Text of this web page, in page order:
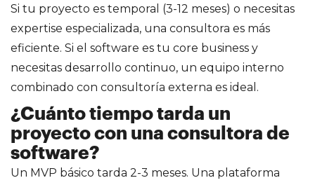
Si tu proyecto es temporal (3-12 meses) o necesitas
expertise especializada, una consultora es más
eficiente. Si el software es tu core business y
necesitas desarrollo continuo, un equipo interno
combinado con consultoría externa es ideal.
¿Cuánto tiempo tarda un
proyecto con una consultora de
software?
Un MVP básico tarda 2-3 meses. Una plataforma